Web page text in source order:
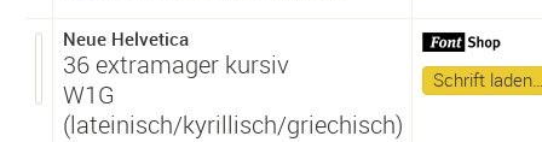
Neue Helvetica
36 extramager kursiv
W1G
(lateinisch/kyrillisch/griechisch)
Schrift